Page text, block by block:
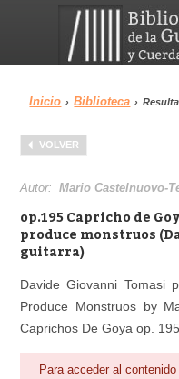
Menu
Biblioteca
Área personal
Inicio › Biblioteca ›
VOLVER
Autor:Mario Castelnuovo-
op.195 Capricho de
produce monstruos
guitarra)
Davide Giovanni Tomasi
Produce Monstruos by
Caprichos De Goya op.
Para acceder al